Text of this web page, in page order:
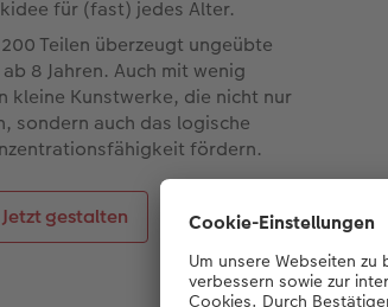
für (fast) jedes Alter.
Teilen überzeugt ungeübte
8 Jahren. Auch mit wenig
kleine Kunstwerke, die nicht nur
sondern auch das logische
fördern.
Jetzt gestalten